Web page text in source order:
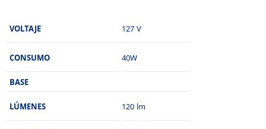
VOLTAJE 127 V
CONSUMO 40W
BASE
LÚMENES 120 lm